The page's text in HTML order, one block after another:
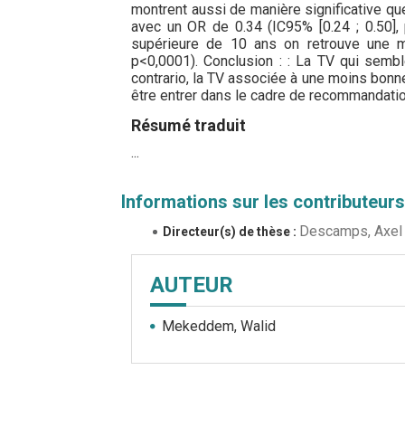
montrent aussi de manière significative
avec un OR de 0.34 (IC95% [0.24 ;
supérieure de 10 ans on retrouve une
p<0,0001). Conclusion : : La TV qui
contrario, la TV associée à une moins
être entrer dans le cadre de
Résumé traduit
Informations sur les contributeurs
Directeur(s) de thèse : Descamps, Axel
AUTEUR
Mekeddem, Walid